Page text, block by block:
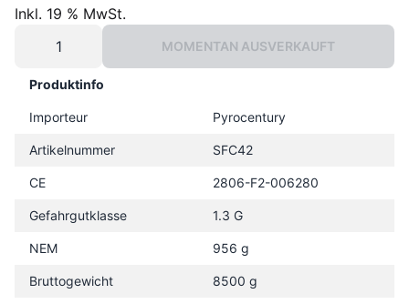
Inkl. 19 % MwSt.
MOMENTAN AUSVERKAUFT
Produktinfo
Importeur Pyrocentury
Artikelnummer SFC42
CE 2806-F2-006280
Gefahrgutklasse 1.3 G
NEM 956 g
Bruttogewicht 8500 g